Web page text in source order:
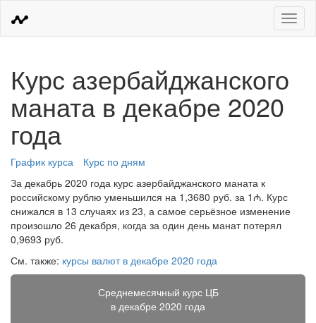
Меню
Курс азербайджанского
маната в декабре 2020
года
График курса
Курс по дням
За декабрь 2020 года курс азербайджанского маната к
российскому рублю уменьшился на 1,3680 руб. за 1₼. Курс
снижался в 13 случаях из 23, а самое серьёзное изменение
произошло 26 декабря, когда за один день манат потерял
0,9693 руб.
См. также: курсы валют в декабре 2020 года
Среднемесячный курс ЦБ
в декабре 2020 года